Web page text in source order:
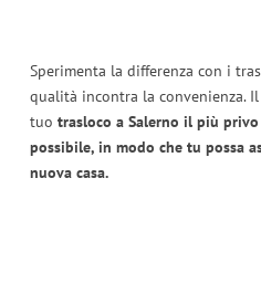
Sperimenta la differenza con i
qualità incontra la convenienza.
tuo trasloco a Salerno il più
possibile, in modo che tu possa
nuova casa.